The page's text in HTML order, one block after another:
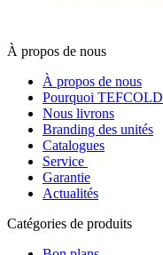
À propos de nous
À propos de nous
Pourquoi TEFCOLD
Nous livrons
Branding des unités
Catalogues
Service
Garantie
Actualités
Catégories de produits